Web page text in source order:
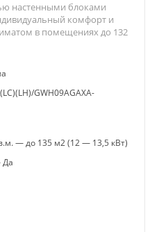
настенными блоками
комфорт и
в помещениях до 132
GWH09AGAXA-
— до 135 м2 (12 — 13,5 кВт)
Да